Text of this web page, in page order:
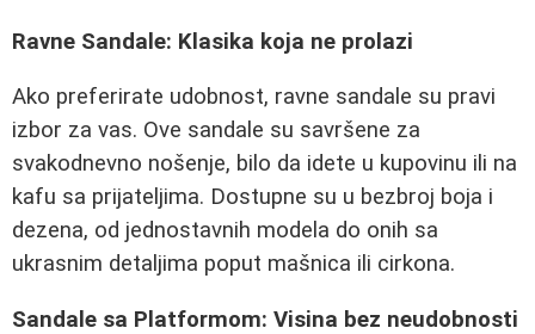
Ravne Sandale: Klasika koja ne prolazi
Ako preferirate udobnost, ravne sandale su pravi
izbor za vas. Ove sandale su savršene za
svakodnevno nošenje, bilo da idete u kupovinu ili na
kafu sa prijateljima. Dostupne su u bezbroj boja i
dezena, od jednostavnih modela do onih sa
ukrasnim detaljima poput mašnica ili cirkona.
Sandale sa Platformom: Visina bez neudobnosti